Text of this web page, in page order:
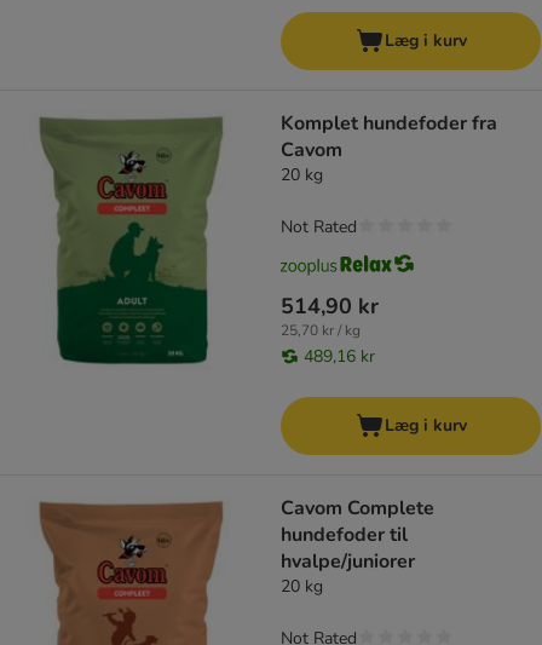
Læg i kurv
Komplet hundefoder fra
Cavom
20 kg
514,90 kr
25,70 kr / kg
489,16 kr
Not Rated
Læg i kurv
Cavom Complete
hundefoder til
hvalpe/juniorer
20 kg
Not Rated